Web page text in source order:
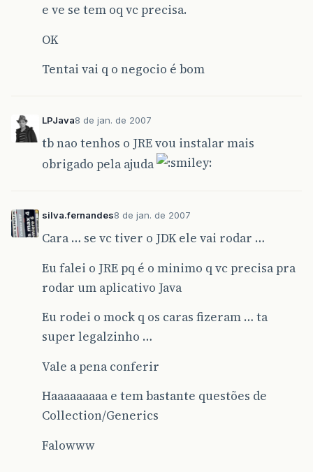
e ve se tem oq vc precisa.
OK
Tentai vai q o negocio é bom
LPJava8 de jan. de 2007
tb nao tenhos o JRE vou instalar mais
obrigado pela ajuda
silva.fernandes8 de jan. de 2007
Cara … se vc tiver o JDK ele vai rodar …
Eu falei o JRE pq é o minimo q vc precisa pra
rodar um aplicativo Java
Eu rodei o mock q os caras fizeram … ta
super legalzinho …
Vale a pena conferir
Haaaaaaaaa e tem bastante questões de
Collection/Generics
Falowww